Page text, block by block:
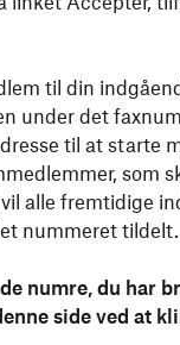
til din
under det
til at starte
som
alle fremtidige
nummeret tildelt.
numre, du har
side ved at